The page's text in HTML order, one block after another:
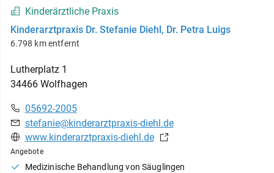
Kinderärztliche Praxis
Kinderarztpraxis Dr. Stefanie Diehl, Dr. Petra Luigs
6.798 km entfernt
Lutherplatz 1
34466 Wolfhagen
05692-2005
stefanie@kinderarztpraxis-diehl.de
www.kinderarztpraxis-diehl.de
Angebote
Medizinische Behandlung von Säuglingen